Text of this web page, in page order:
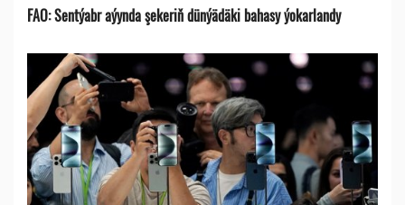
FAO: Sentýabr aýynda şekeriň dünýädäki bahasy ýokarlandy